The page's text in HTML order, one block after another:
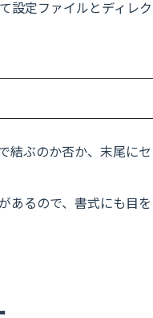
設定ファイルとディレク
結ぶのか否か、末尾にセ
あるので、書式にも目を